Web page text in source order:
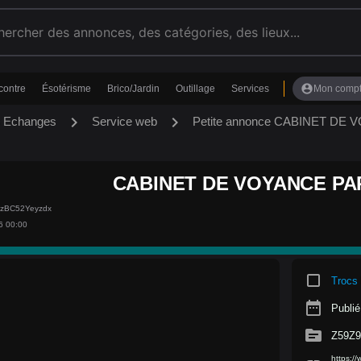
Ésotérisme Brico/Jardin Outillage Services account_circle Mon
Echanges chevron_right Service web chevron_right Petite annonce CABINET DE
CABINET DE VOYANCE
00:00
crop_square Trocs
date_range
source
https://